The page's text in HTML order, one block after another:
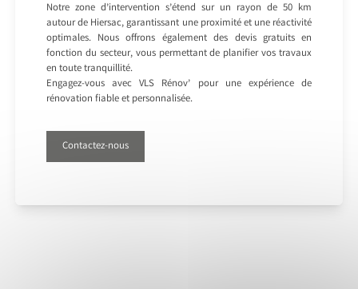
Notre zone d’intervention s’étend sur un rayon de 50 km
autour de Hiersac, garantissant une proximité et une réactivité
optimales. Nous offrons également des devis gratuits en
fonction du secteur, vous permettant de planifier vos travaux
en toute tranquillité.
Engagez-vous avec VLS Rénov’ pour une expérience de
rénovation fiable et personnalisée.
Contactez-nous